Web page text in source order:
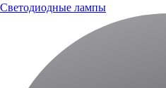
Светодиодные лампы